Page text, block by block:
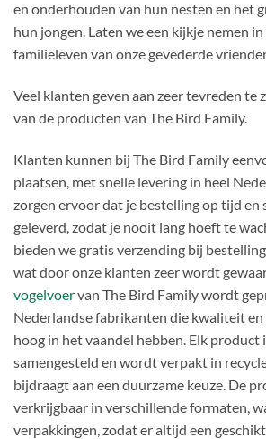
en onderhouden van hun nesten en het
hun jongen. Laten we een kijkje nemen
familieleven van onze gevederde
Veel klanten geven aan zeer tevreden te
van de producten van The Bird Family.
Klanten kunnen bij The Bird Family
plaatsen, met snelle levering in heel
zorgen ervoor dat je bestelling op tijd
geleverd, zodat je nooit lang hoeft te
bieden we gratis verzending bij
wat door onze klanten zeer wordt
vogelvoervan The Bird Family wordt
Nederlandse fabrikanten die kwaliteit
hoog in het vaandel hebben. Elk
samengesteld en wordt verpakt in
bijdraagt aan een duurzame keuze. De
verkrijgbaar in verschillende formaten,
verpakkingen, zodat er altijd een